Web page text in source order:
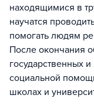
находящимися в
научатся
помогать людям
После окончания
государственных
социальной
школах и